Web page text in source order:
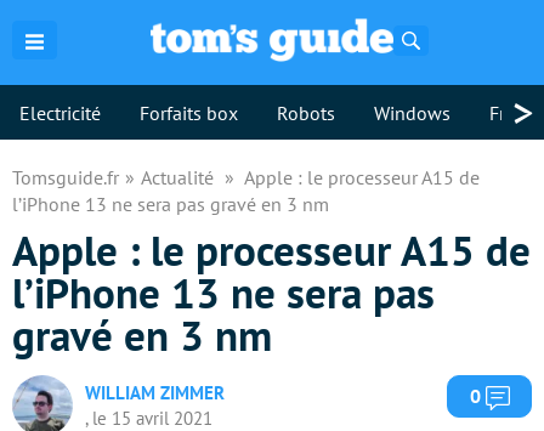
Electricité Forfaits box Robots Windows >
Tomsguide.fr Actualité
Apple : le processeur A15 de
l’iPhone 13 ne sera pas gravé en 3 nm
Apple : le processeur A15 de
l’iPhone 13 ne sera pas
gravé en 3 nm
WILLIAM ZIMMER
, le 15 avril 2021
0